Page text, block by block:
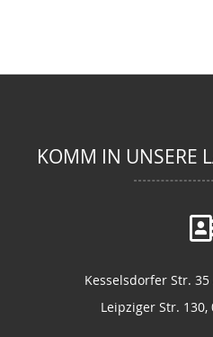
KOMM IN UNSERE
Kesselsdorfer Str.
Leipziger Str. 130,